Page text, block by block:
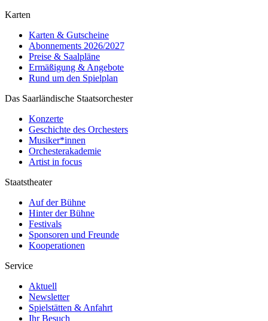
Karten
Karten & Gutscheine
Abonnements 2026/2027
Preise & Saalpläne
Ermäßigung & Angebote
Rund um den Spielplan
Das Saarländische Staatsorchester
Konzerte
Geschichte des Orchesters
Musiker*innen
Orchesterakademie
Artist in focus
Staatstheater
Auf der Bühne
Hinter der Bühne
Festivals
Sponsoren und Freunde
Kooperationen
Service
Aktuell
Newsletter
Spielstätten & Anfahrt
Ihr Besuch